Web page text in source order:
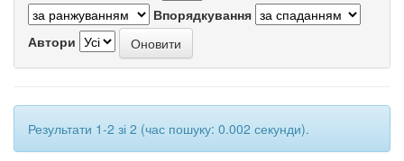
Впорядкування
Автори
Результати 1-2 зі 2 (час пошуку: 0.002 секунди).